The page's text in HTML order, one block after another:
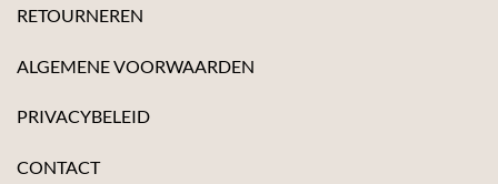
RETOURNEREN
ALGEMENE VOORWAARDEN
PRIVACYBELEID
CONTACT